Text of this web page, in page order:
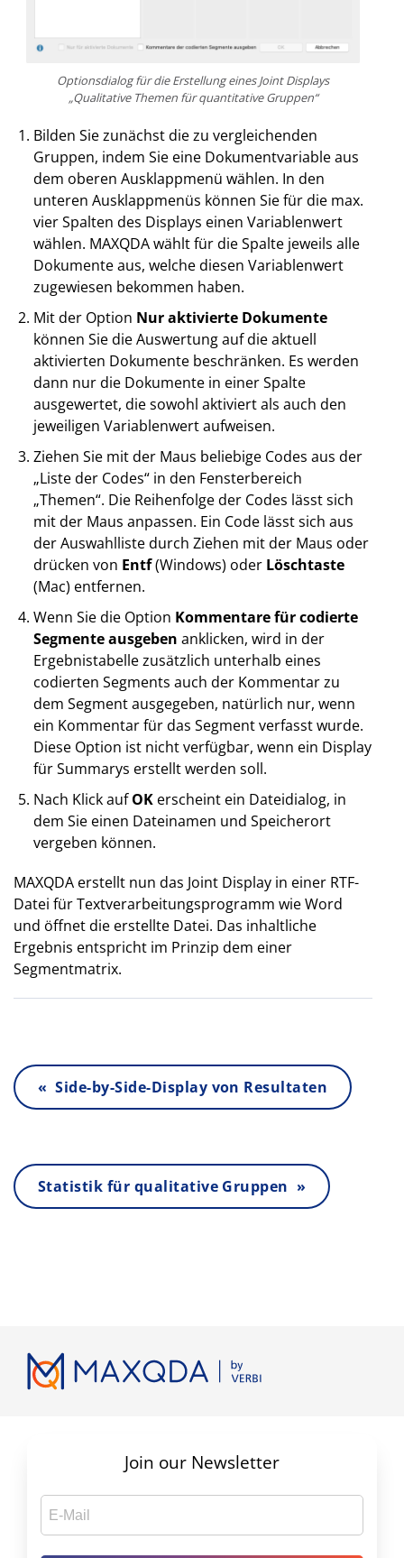
Optionsdialog für die Erstellung eines Joint Displays
„Qualitative Themen für quantitative Gruppen“
Bilden Sie zunächst die zu vergleichenden
Gruppen, indem Sie eine Dokumentvariable aus
dem oberen Ausklappmenü wählen. In den
unteren Ausklappmenüs können Sie für die max.
vier Spalten des Displays einen Variablenwert
wählen. MAXQDA wählt für die Spalte jeweils alle
Dokumente aus, welche diesen Variablenwert
zugewiesen bekommen haben.
Mit der Option Nur aktivierte Dokumente
können Sie die Auswertung auf die aktuell
aktivierten Dokumente beschränken. Es werden
dann nur die Dokumente in einer Spalte
ausgewertet, die sowohl aktiviert als auch den
jeweiligen Variablenwert aufweisen.
Ziehen Sie mit der Maus beliebige Codes aus der
„Liste der Codes“ in den Fensterbereich
„Themen“. Die Reihenfolge der Codes lässt sich
mit der Maus anpassen. Ein Code lässt sich aus
der Auswahlliste durch Ziehen mit der Maus oder
drücken von Entf(Windows) oder Löschtaste
(Mac) entfernen.
Wenn Sie die Option Kommentare für codierte
Segmente ausgeben anklicken, wird in der
Ergebnistabelle zusätzlich unterhalb eines
codierten Segments auch der Kommentar zu
dem Segment ausgegeben, natürlich nur, wenn
ein Kommentar für das Segment verfasst wurde.
Diese Option ist nicht verfügbar, wenn ein Display
für Summarys erstellt werden soll.
Nach Klick aufOK erscheint ein Dateidialog, in
dem Sie einen Dateinamen und Speicherort
vergeben können.
MAXQDA erstellt nun das Joint Display in einer RTF-
Datei für Textverarbeitungsprogramm wie Word
und öffnet die erstellte Datei. Das inhaltliche
Ergebnis entspricht im Prinzip dem einer
Segmentmatrix.
« Side-by-Side-Display von Resultaten
Statistik für qualitative Gruppen »
Join our Newsletter